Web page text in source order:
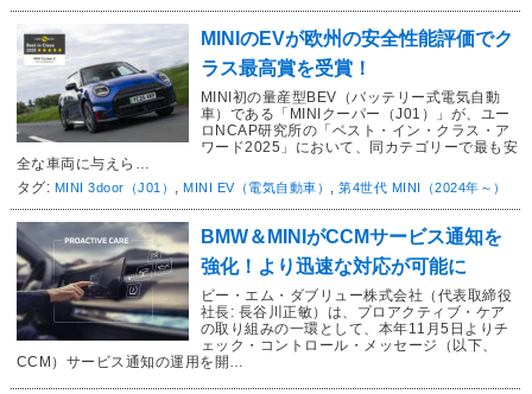
MINIのEVが欧州の安全性能評価でク
ラス最高賞を受賞！
MINI初の量産型BEV（バッテリー式電気自動
車）である「MINIクーパー（J01）」が、ユー
ロNCAP研究所の「ベスト・イン・クラス・ア
ワード2025」において、同カテゴリーで最も安
全な車両に与えら…
タグ: MINI 3door（J01） ,MINI EV（電気自動車） ,第4世代 MINI（2024年～）
BMW＆MINIがCCMサービス通知を
強化！より迅速な対応が可能に
ビー・エム・ダブリュー株式会社（代表取締役
社長: 長谷川正敏）は、プロアクティブ・ケア
の取り組みの一環として、本年11月5日よりチ
ェック・コントロール・メッセージ（以下、
CCM）サービス通知の運用を開…